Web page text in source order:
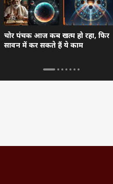
चोर पंचक आज कब खत्म हो रहा, फिर
सावन में कर सकते हैं ये काम